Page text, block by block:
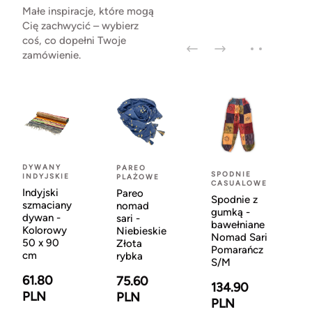
Małe inspiracje, które mogą
Cię zachwycić – wybierz
coś, co dopełni Twoje
zamówienie.
DYWANY
INDYJSKIE
Indyjski
szmaciany
dywan -
Kolorowy
50 x 90
cm
61.80
PLN
PAREO
PLAŻOWE
Pareo
nomad
sari -
Niebieskie
Złota
rybka
75.60
PLN
SPODNIE
CASUALOWE
Spodnie z
gumką -
bawełniane
Nomad Sari
Pomarańcz
S/M
134.90
PLN